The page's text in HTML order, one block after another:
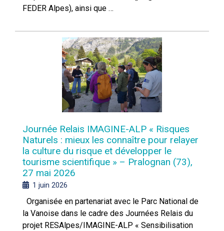
FEDER Alpes), ainsi que …
Journée Relais IMAGINE-ALP « Risques
Naturels : mieux les connaître pour relayer
la culture du risque et développer le
tourisme scientifique » – Pralognan (73),
27 mai 2026
1 juin 2026
Organisée en partenariat avec le Parc National de
la Vanoise dans le cadre des Journées Relais du
projet RESAlpes/IMAGINE-ALP « Sensibilisation